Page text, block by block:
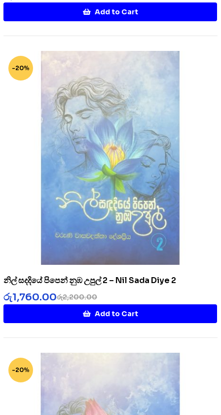
Add to Cart
-20%
නිල් සදදියේ පිපෙන් නුඹ උපුල් 2 – Nil Sada Diye 2
රු2,200.00
රු1,760.00
Add to Cart
-20%